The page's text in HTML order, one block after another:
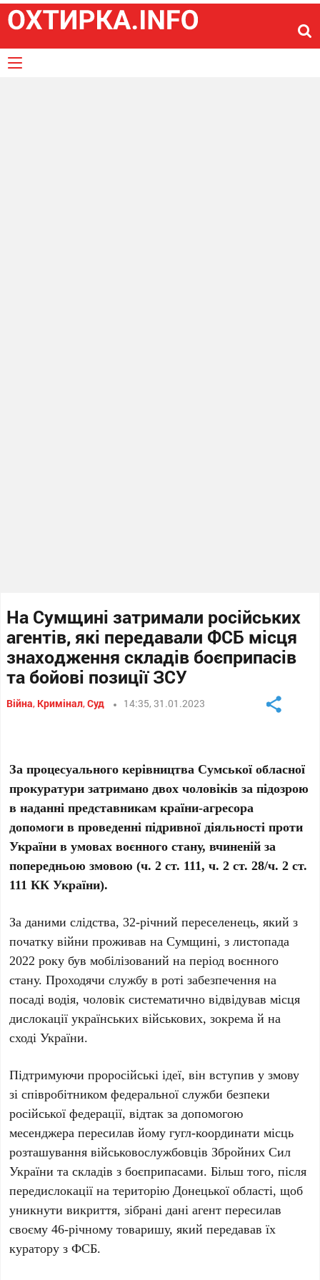
На Сумщині затримали російських
агентів, які передавали ФСБ місця
знаходження складів боєприпасів
та бойові позиції ЗСУ
Війна, Кримінал,Суд 14:35, 31.01.2023
За процесуального керівництва Сумської обласної
прокуратури затримано двох чоловіків за підозрою
в наданні представникам країни-агресора
допомоги в проведенні підривної діяльності проти
України в умовах воєнного стану, вчиненій за
попередньою змовою (ч. 2 ст. 111, ч. 2 ст. 28/ч. 2 ст.
111 КК України).
За даними слідства, 32-річний переселенець, який з
початку війни проживав на Сумщині, з листопада
2022 року був мобілізований на період воєнного
стану. Проходячи службу в роті забезпечення на
посаді водія, чоловік систематично відвідував місця
дислокації українських військових, зокрема й на
сході України.
Підтримуючи проросійські ідеї, він вступив у змову
зі співробітником федеральної служби безпеки
російської федерації, відтак за допомогою
месенджера пересилав йому гугл-координати місць
розташування військовослужбовців Збройних Сил
України та складів з боєприпасами. Більш того, після
передислокації на територію Донецької області, щоб
уникнути викриття, зібрані дані агент пересилав
своєму 46-річному товаришу, який передавав їх
куратору з ФСБ.